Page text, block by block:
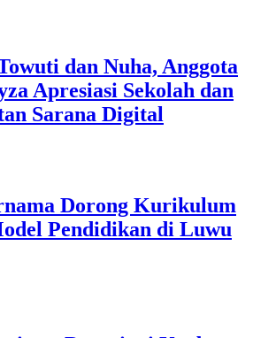
dan Nuha, Anggota
Apresiasi Sekolah dan
Sarana Digital
Dorong Kurikulum
Pendidikan di Luwu